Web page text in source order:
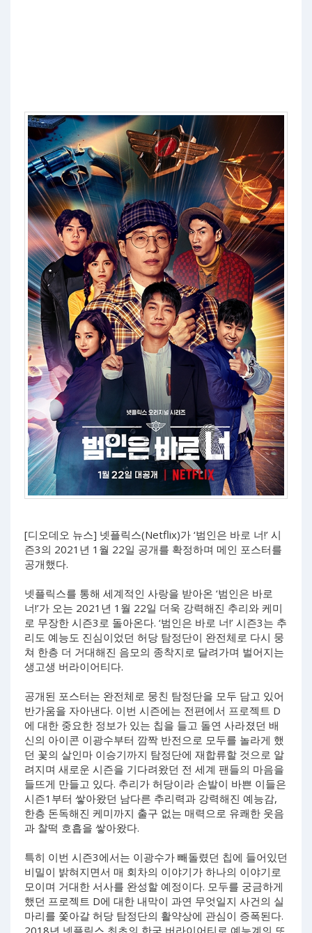
[디오데오 뉴스] 넷플릭스(Netflix)가 ‘범인은 바로 너!’ 시
즌3의 2021년 1월 22일 공개를 확정하며 메인 포스터를
공개했다.
넷플릭스를 통해 세계적인 사랑을 받아온 ‘범인은 바로
너!’가 오는 2021년 1월 22일 더욱 강력해진 추리와 케미
로 무장한 시즌3로 돌아온다. ‘범인은 바로 너!’ 시즌3는 추
리도 예능도 진심이었던 허당 탐정단이 완전체로 다시 뭉
쳐 한층 더 거대해진 음모의 종착지로 달려가며 벌어지는
생고생 버라이어티다.
공개된 포스터는 완전체로 뭉친 탐정단을 모두 담고 있어
반가움을 자아낸다. 이번 시즌에는 전편에서 프로젝트 D
에 대한 중요한 정보가 있는 칩을 들고 돌연 사라졌던 배
신의 아이콘 이광수부터 깜짝 반전으로 모두를 놀라게 했
던 꽃의 살인마 이승기까지 탐정단에 재합류할 것으로 알
려지며 새로운 시즌을 기다려왔던 전 세계 팬들의 마음을
들뜨게 만들고 있다. 추리가 허당이라 손발이 바쁜 이들은
시즌1부터 쌓아왔던 남다른 추리력과 강력해진 예능감,
한층 돈독해진 케미까지 출구 없는 매력으로 유쾌한 웃음
과 찰떡 호흡을 쌓아왔다.
특히 이번 시즌3에서는 이광수가 빼돌렸던 칩에 들어있던
비밀이 밝혀지면서 매 회차의 이야기가 하나의 이야기로
모이며 거대한 서사를 완성할 예정이다. 모두를 궁금하게
했던 프로젝트 D에 대한 내막이 과연 무엇일지 사건의 실
마리를 쫓아갈 허당 탐정단의 활약상에 관심이 증폭된다.